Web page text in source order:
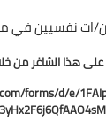
نفسيين في
هذا الشاغر من
forms/d/e/